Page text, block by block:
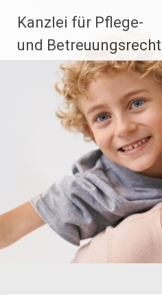
Inhalt
springen
Kanzlei für Pflege-
und Betreuungsrecht